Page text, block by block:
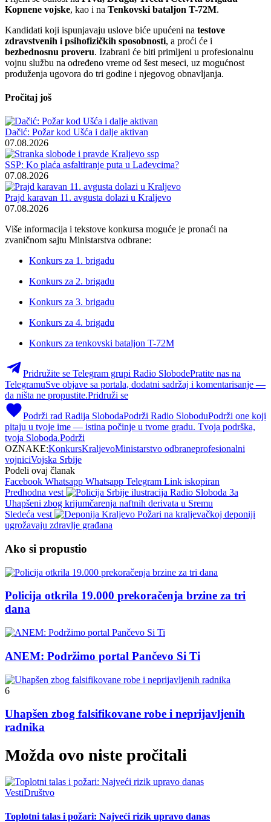
Kopnene vojske, kao i na Tenkovski bataljon T-72M.
Kandidati koji ispunjavaju uslove biće upućeni na testove
zdravstvenih i psihofizičkih sposobnosti, a proći će i
bezbednosnu proveru. Izabrani će biti primljeni u profesionalnu
vojnu službu na određeno vreme od šest meseci, uz mogućnost
produženja ugovora do tri godine i njegovog obnavljanja.
Pročitaj još
Dačić: Požar kod Ušća i dalje aktivan
07.08.2026
SSP: Ko plaća asfaltiranje puta u Lađevcima?
07.08.2026
Prajd karavan 11. avgusta dolazi u Kraljevo
07.08.2026
Više informacija i tekstove konkursa moguće je pronaći na
zvaničnom sajtu Ministarstva odbrane:
Konkurs za 1. brigadu
Konkurs za 2. brigadu
Konkurs za 3. brigadu
Konkurs za 4. brigadu
Konkurs za tenkovski bataljon T-72M
Pridružite se Telegram grupi Radio SlobodePratite nas na
TelegramuSve objave sa portala, dodatni sadržaj i komentarisanje —
da ništa ne propustite.Pridruži se
Podrži rad Radija SlobodaPodrži Radio SloboduPodrži one koji
pitaju u tvoje ime — istina počinje u tvome gradu. Tvoja podrška,
tvoja Sloboda.Podrži
OZNAKE:KonkursKraljevoMinistarstvo odbraneprofesionalni
vojniciVojska Srbije
Podeli ovaj članak
Facebook Whatsapp Whatsapp Telegram Link iskopiran
Predhodna vest
Uhapšeni zbog krijumčarenja naftnih derivata u Sremu
Sledeća vest
Požari na kraljevačkoj deponiji
ugrožavaju zdravlje građana
Ako si propustio
Policija otkrila 19.000 prekoračenja brzine za tri
dana
ANEM: Podržimo portal Pančevo Si Ti
6
Uhapšen zbog falsifikovane robe i neprijavljenih
radnika
Možda ovo niste pročitali
VestiDruštvo
Toplotni talas i požari: Najveći rizik upravo danas